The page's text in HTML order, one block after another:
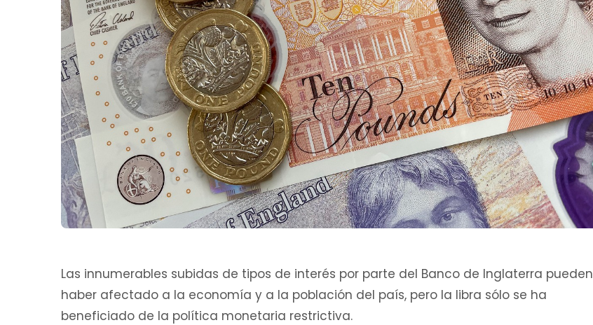
Las innumerables subidas de tipos de interés por parte del Banco de Inglaterra pueden
haber afectado a la economía y a la población del país, pero la libra sólo se ha
beneficiado de la política monetaria restrictiva.